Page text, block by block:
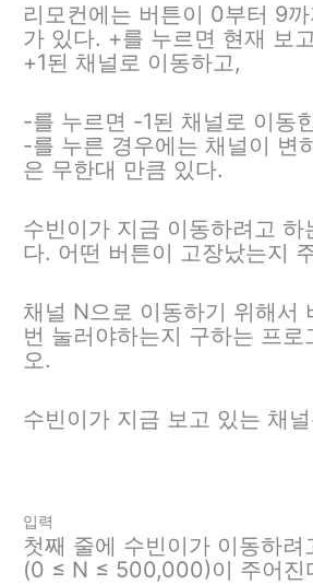
리모컨에는 버튼이 0부터 9
가 있다. +를 누르면 현재 보
+1된 채널로 이동하고,
-를 누르면 -1된 채널로 이동
-를 누른 경우에는 채널이 변
은 무한대 만큼 있다.
수빈이가 지금 이동하려고 하
다. 어떤 버튼이 고장났는지
채널 N으로 이동하기 위해서
번 눌러야하는지 구하는 프로
오.
수빈이가 지금 보고 있는 채
입력
첫째 줄에 수빈이가 이동하려
(0 ≤ N ≤ 500,000)이 주어진